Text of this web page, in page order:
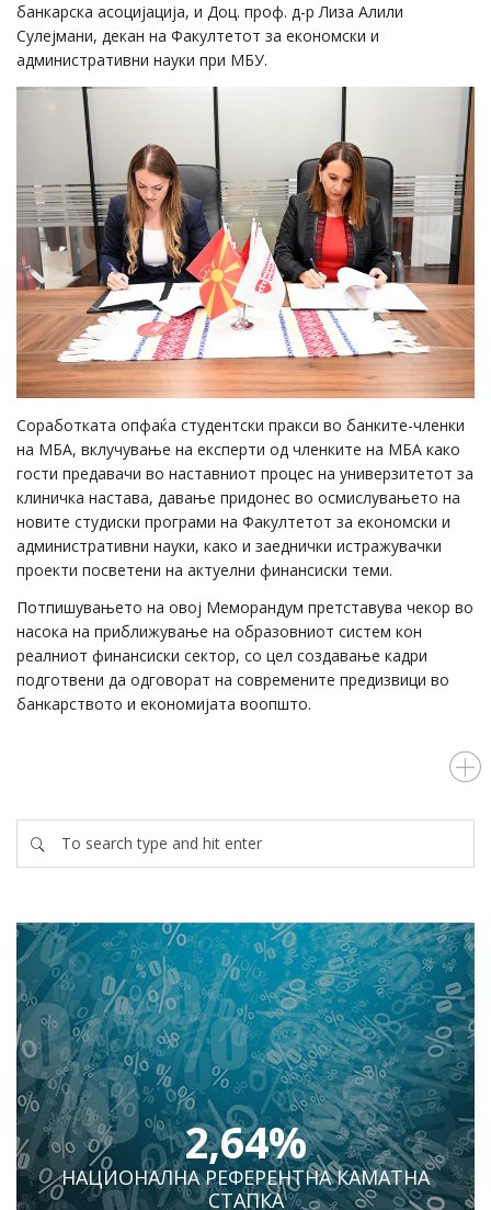
банкарска асоцијација, и Доц. проф. д-р Лиза Алили
Сулејмани, декан на Факултетот за економски и
административни науки при МБУ.
Соработката опфаќа студентски пракси во банките-членки
на МБА, вклучување на експерти од членките на МБА како
гости предавачи во наставниот процес на универзитетот за
клиничка настава, давање придонес во осмислувањето на
новите студиски програми на Факултетот за економски и
административни науки, како и заеднички истражувачки
проекти посветени на актуелни финансиски теми.
Потпишувањето на овој Меморандум претставува чекор во
насока на приближување на образовниот систем кон
реалниот финансиски сектор, со цел создавање кадри
подготвени да одговорат на современите предизвици во
банкарството и економијата воопшто.
2,64%
НАЦИОНАЛНА РЕФЕРЕНТНА КАМАТНА
СТАПКА